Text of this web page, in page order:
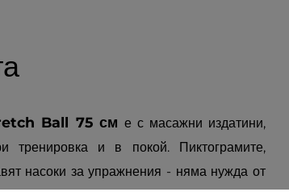
Ball 75 см е с масажни издатини,
тренировка и в покой. Пиктограмите,
насоки за упражнения - няма нужда от